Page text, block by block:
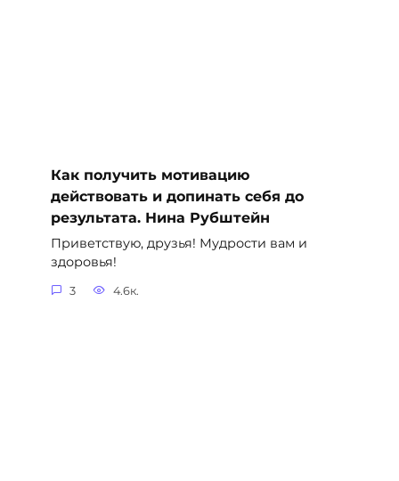
Как получить мотивацию
действовать и допинать себя до
результата. Нина Рубштейн
Приветствую, друзья! Мудрости вам и
здоровья!
3 4.6к.